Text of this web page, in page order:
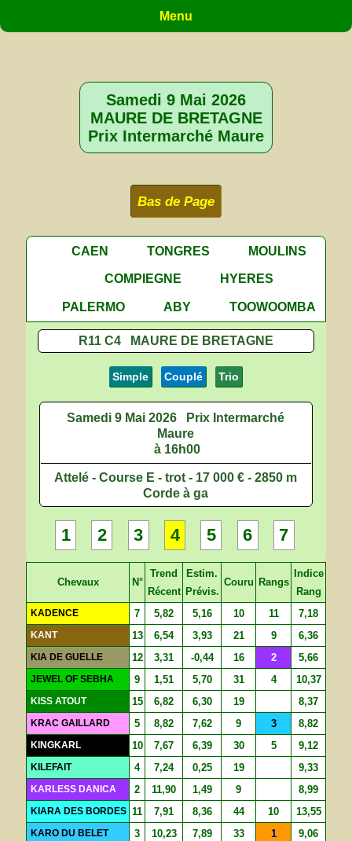
Menu
Samedi 9 Mai 2026
MAURE DE BRETAGNE
Prix Intermarché Maure
Bas de Page
CAEN TONGRES
MOULINS
COMPIEGNE
HYERES
PALERMO
ABY TOOWOOMBA
R11 C4 MAURE DE BRETAGNE
Simple Couplé Trio
Samedi 9 Mai 2026
Prix Intermarché
Maure
à 16h00
Attelé - Course E - trot - 17 000 € - 2850 m
Corde à ga
1 2 3 4 5 6 7
Chevaux N°
Trend
Récent
Estim.
Prévis.
Couru Rangs
Indice
Rang
KADENCE 7 5,82 5,16 10 11 7,18
KANT 13 6,54 3,93 21 9 6,36
KIA DE GUELLE 12 3,31 -0,44 16 2 5,66
JEWEL OF SEBHA 9 1,51 5,70 31 4 10,37
KISS ATOUT 15 6,82 6,30 19 8,37
KRAC GAILLARD 5 8,82 7,62 9 3 8,82
KINGKARL 10 7,67 6,39 30 5 9,12
KILEFAIT 4 7,24 0,25 19 9,33
KARLESS DANICA 2 11,90 1,49 9 8,99
KIARA DES BORDES 11 7,91 8,36 44 10 13,55
KARO DU BELET 3 10,23 7,89 33 1 9,06